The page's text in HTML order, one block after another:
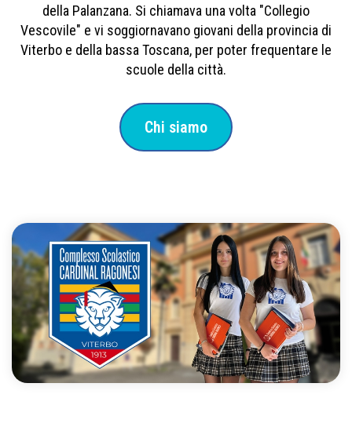
della Palanzana. Si chiamava una volta "Collegio
Vescovile" e vi soggiornavano giovani della provincia di
Viterbo e della bassa Toscana, per poter frequentare le
scuole della città.
Chi siamo